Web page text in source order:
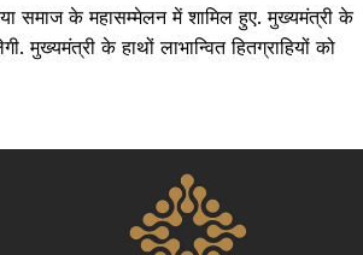
समाज के महासम्मेलन में शामिल हुए. मुख्यमंत्री के
मुख्यमंत्री के हाथों लाभान्वित हितग्राहियों को